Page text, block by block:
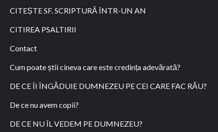
CITEȘTE SF. SCRIPTURĂ ÎNTR-UN AN
CITIREA PSALTIRII
Contact
Cum poate știi cineva care este credința adevărată?
DE CE ÎI ÎNGĂDUIE DUMNEZEU PE CEI CARE FAC RĂU?
De ce nu avem copii?
DE CE NU ÎL VEDEM PE DUMNEZEU?